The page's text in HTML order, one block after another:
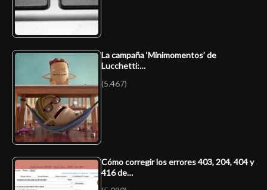
La campaña ‘Minimomentos’ de
Lucchetti:…
(5.467)
Cómo corregir los errores 403, 204, 404 y
416 de…